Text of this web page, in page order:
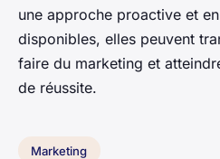
une approche proactive et
disponibles, elles peuvent
faire du marketing et
de réussite.
Marketing